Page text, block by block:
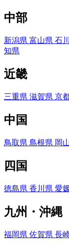
中部
新潟県 富山県 石
知県
近畿
三重県 滋賀県 京
中国
鳥取県 島根県 岡
四国
徳島県 香川県 愛
九州・沖縄
福岡県 佐賀県 長